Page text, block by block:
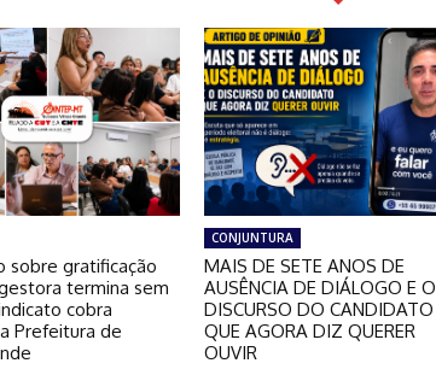
sobre gratificação
termina sem
cobra
Prefeitura de
CONJUNTURA
MAIS DE SETE ANOS DE
AUSÊNCIA DE DIÁLOGO E O
DISCURSO DO CANDIDATO
QUE AGORA DIZ QUERER
OUVIR